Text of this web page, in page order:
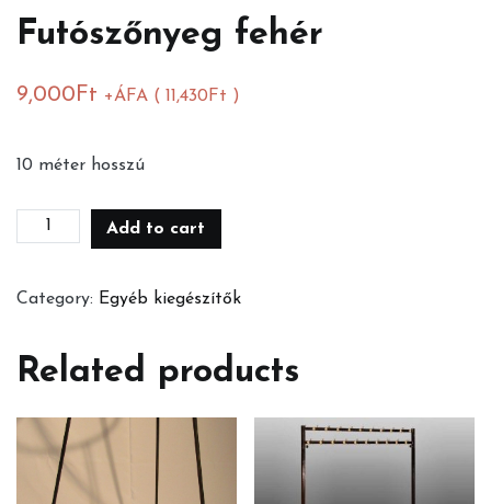
Futószőnyeg fehér
9,000Ft +ÁFA ( 11,430Ft )
10 méter hosszú
FutószőnyegAdd to cart
Category: Egyéb kiegészítők
Related products